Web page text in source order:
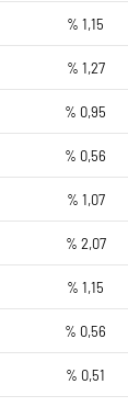
% 1,15
% 1,27
% 0,95
% 0,56
% 1,07
% 2,07
% 1,15
% 0,56
% 0,51